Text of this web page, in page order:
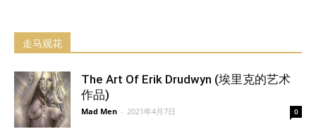
走马观花
The Art Of Erik Drudwyn (埃里克的艺术
作品)
Mad Men - 2021年4月7日 0